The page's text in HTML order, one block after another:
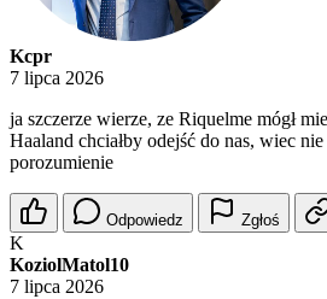
Kcpr
7 lipca 2026
ja szczerze wierze, ze Riquelme mógł
Haaland chciałby odejść do nas, wiec
porozumienie
Odpowiedz Zgłoś
K
KoziolMatol10
7 lipca 2026